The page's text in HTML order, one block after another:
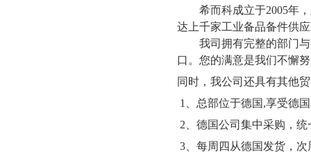
希而科成立于2005年
达上千家工业备品备件供
我司拥有完整的部门
口 。您的满意是我们不懈
同时，我公司还具有其他
1、总部位于德国,享受德
2、德国公司集中采购，统
3、每周四从德国发货，